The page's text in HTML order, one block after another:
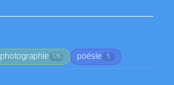
photographie 176 poésie 5